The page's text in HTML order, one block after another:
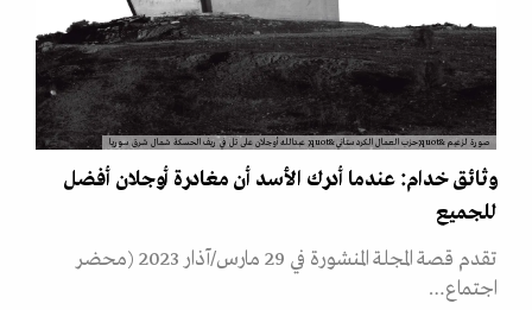
صورة لزعيم &quot;حزب العمال الكردستاني&quot; عبدالله أوجلان على تل في ريف الحسكة شمال شرق سوريا
وثائق خدام: عندما أدرك الأسد أن مغادرة أوجلان أفضل
للجميع
تقدم قصة المجلة المنشورة في 29 مارس/آذار 2023 (محضر
اجتماع…